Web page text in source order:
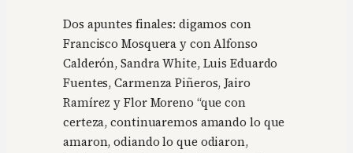
Dos apuntes finales: digamos con
Francisco Mosquera y con Alfonso
Calderón, Sandra White, Luis Eduardo
Fuentes, Carmenza Piñeros, Jairo
Ramírez y Flor Moreno “que con
certeza, continuaremos amando lo que
amaron, odiando lo que odiaron,